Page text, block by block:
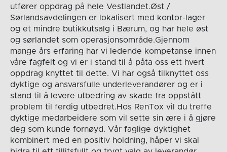
utfører oppdrag på hele Vestlandet.Øst /
Sørlandsavdelingen er lokalisert med kontor-lager
og et mindre butikkutsalg i Bærum, og har hele øst
og sørlandet som operasjonsområde.Gjennom
mange års erfaring har vi ledende kompetanse innen
våre fagfelt og vi er i stand til å påta oss ett hvert
oppdrag knyttet til dette. Vi har også tilknyttet oss
dyktige og ansvarsfulle underleverandører og er i
stand til å levere utbedring av skade fra oppstått
problem til ferdig utbedret.Hos RenTox vil du treffe
dyktige medarbeidere som vil sette sin ære i å gjøre
deg som kunde fornøyd. Vår faglige dyktighet
kombinert med en positiv holdning, håper vi skal